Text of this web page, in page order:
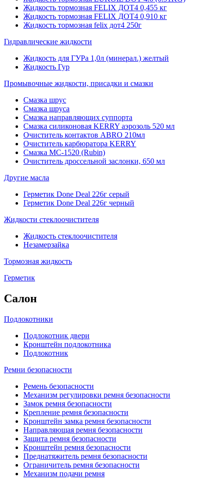
Жидкость тормозная FELIX ДОТ4 0,455 кг
Жидкость тормозная FELIX ДОТ4 0,910 кг
Жидкость тормозная felix дот4 250г
Гидравлические жидкости
Жидкость для ГУРа 1,0л (минерал.) желтый
Жидкость Гур
Промывочные жидкости, присадки и смазки
Смазка шрус
Смазка шруса
Смазка направляющих суппорта
Смазка силиконовая KERRY аэрозоль 520 мл
Очиститель контактов ABRO 210мл
Очиститель карбюратора KERRY
Смазка МС-1520 (Rubin)
Очиститель дроссельной заслонки, 650 мл
Другие масла
Герметик Done Deal 226г серый
Герметик Done Deal 226г черный
Жидкости стеклоочистителя
Жидкость стеклоочистителя
Незамерзайка
Тормозная жидкость
Герметик
Салон
Подлокотники
Подлокотник двери
Кронштейн подлокотника
Подлокотник
Ремни безопасности
Ремень безопасности
Механизм регулировки ремня безопасности
Замок ремня безопасности
Крепление ремня безопасности
Кронштейн замка ремня безопасности
Направляющая ремня безопасности
Защита ремня безопасности
Кронштейн ремня безопасности
Преднатяжитель ремня безопасности
Ограничитель ремня безопасности
Механизм подачи ремня